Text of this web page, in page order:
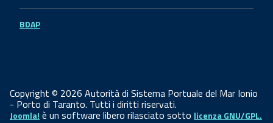
BDAP
Copyright © 2026 Autorità di Sistema Portuale del Mar Ionio
- Porto di Taranto. Tutti i diritti riservati.
Joomla! è un software libero rilasciato sotto licenza GNU/GPL.